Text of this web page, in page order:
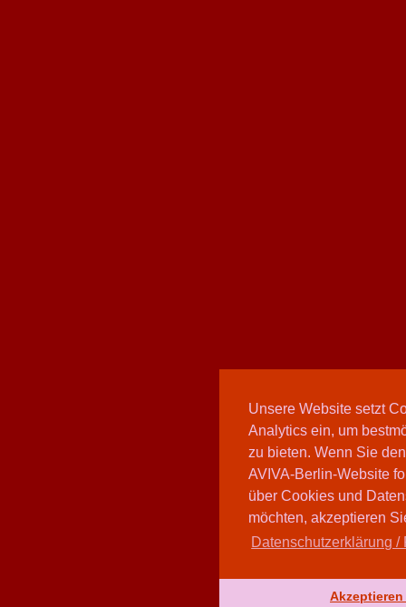
Unsere Website setzt
Analytics ein, um
zu bieten. Wenn Sie
AVIVA-Berlin-Website
über Cookies und
möchten, akzeptieren
Datenschutzerklärung /